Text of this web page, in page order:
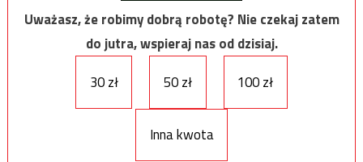
Uważasz, że robimy dobrą robotę? Nie czekaj zatem
do jutra, wspieraj nas od dzisiaj.
30 zł
50 zł 100 zł
Inna kwota